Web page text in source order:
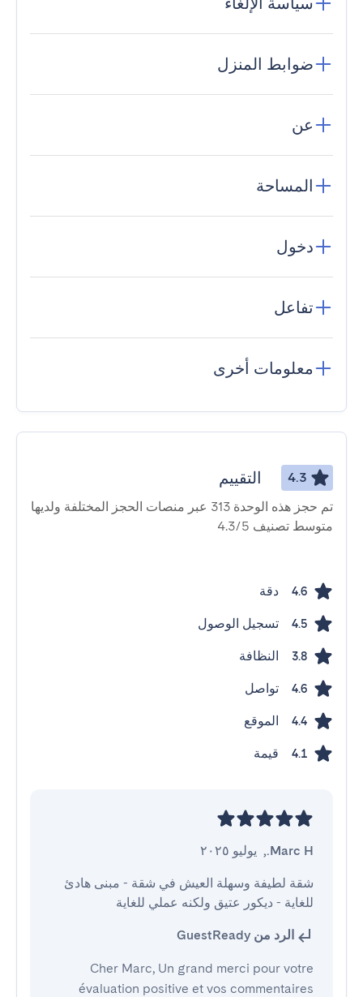
ضوابط المنزل
عن
المساحة
دخول
تفاعل
معلومات أخرى
4.3 التقييم
تم حجز هذه الوحدة 313 عبر منصات الحجز المختلفة ولديها
متوسط ​​تصنيف 4.3/5
4.6 دقة
4.5 تسجيل الوصول
3.8 النظافة
4.6 تواصل
4.4 الموقع
4.1 قيمة
Marc H.
, يوليو ٢٠٢٥
للغاية - ديكور عتيق ولكنه عملي للغاية
الرد من GuestReady
Cher Marc, Un grand merci pour votre
évaluation positive et vos commentaires